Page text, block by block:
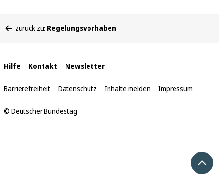
befinden
zurück zu: Regelungsvorhaben
Interne
Links
Hilfe Kontakt Newsletter
Barrierefreiheit Datenschutz Inhalte melden Impressum
© Deutscher Bundestag